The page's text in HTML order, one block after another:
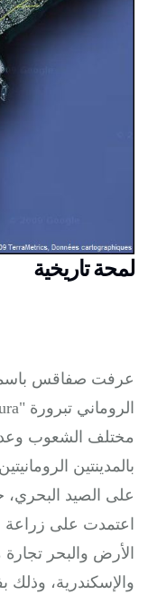
لمحة تاريخية
عرفت صفاقس
مختلف الشعوب
بالمدينتين
على الصيد
اعتمدت على زراعة
الأرض والبحر
والإسكندرية،